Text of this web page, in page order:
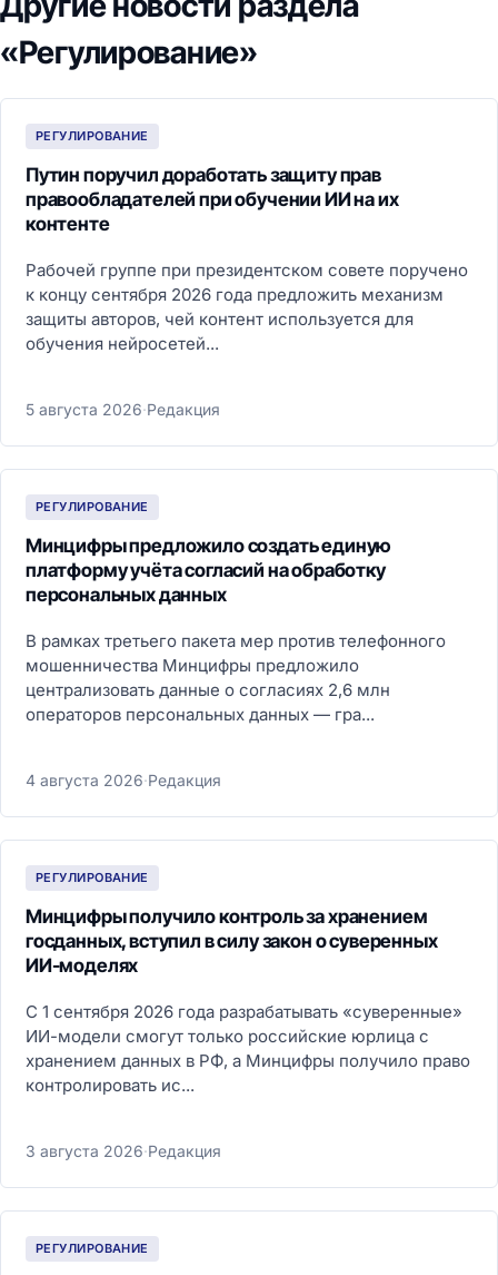
«Регулирование»
РЕГУЛИРОВАНИЕ
Путин поручил доработать защиту прав
правообладателей при обучении ИИ на их
контенте
Рабочей группе при президентском совете поручено
к концу сентября 2026 года предложить механизм
защиты авторов, чей контент используется для
обучения нейросетей...
5 августа 2026·Редакция
РЕГУЛИРОВАНИЕ
Минцифры предложило создать единую
платформу учёта согласий на обработку
персональных данных
В рамках третьего пакета мер против телефонного
мошенничества Минцифры предложило
централизовать данные о согласиях 2,6 млн
операторов персональных данных — гра...
4 августа 2026·Редакция
РЕГУЛИРОВАНИЕ
Минцифры получило контроль за хранением
госданных, вступил в силу закон о суверенных
ИИ-моделях
С 1 сентября 2026 года разрабатывать «суверенные»
ИИ-модели смогут только российские юрлица с
хранением данных в РФ, а Минцифры получило право
контролировать ис...
3 августа 2026·Редакция
РЕГУЛИРОВАНИЕ